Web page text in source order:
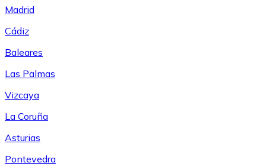
Madrid
Cádiz
Baleares
Las Palmas
Vizcaya
La Coruña
Asturias
Pontevedra